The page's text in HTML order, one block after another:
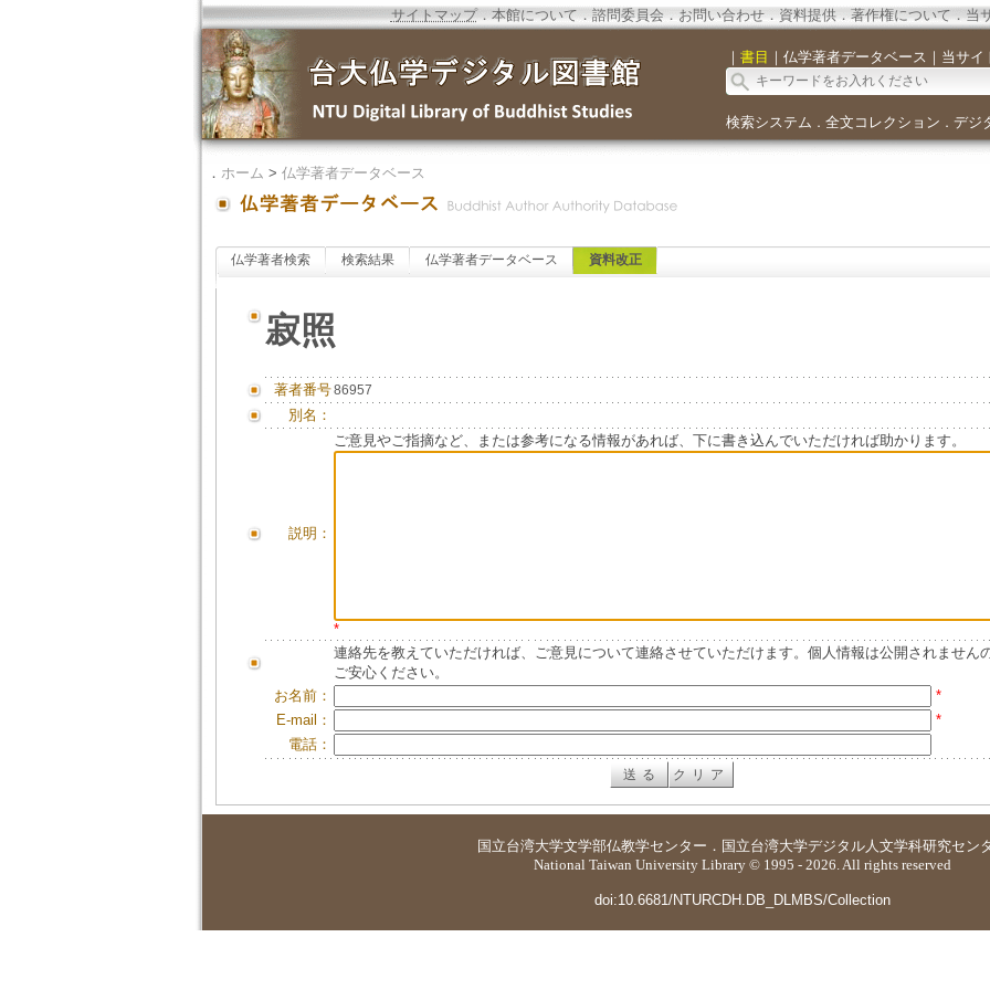
サイトマップ．本館について．諮問委員会． お問い合わせ． 資料提供．著作権について．当
｜ 書目 ｜ 仏学著者データベース ｜ 当サイ
検索システム ． 全文コレクション ． デジ
． ホーム > 仏学著者データベース
仏学著者検索 検索結果 仏学著者データベース 資料改正
寂照
著者番号86957
別名：
説明：
ご意見やご指摘など、または参考になる情報があれば、下に書き込んでいただければ助かります。
*
連絡先を教えていただければ、ご意見について連絡させていただけます。個人情報は公開されません
ご安心ください。
お名前：
*
E-mail：
*
電話：
国立台湾大学文学部仏教学センター ． 国立台湾大学デジタル人文学科研究セン
National Taiwan University Library © 1995 - 2026. All rights reserved
doi:10.6681/NTURCDH.DB_DLMBS/Collection